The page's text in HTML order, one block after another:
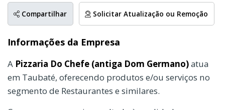
Compartilhar Solicitar Atualização ou Remoção
Informações da Empresa
A Pizzaria Do Chefe (antiga Dom Germano)atua
em Taubaté, oferecendo produtos e/ou serviços no
segmento de Restaurantes e similares.